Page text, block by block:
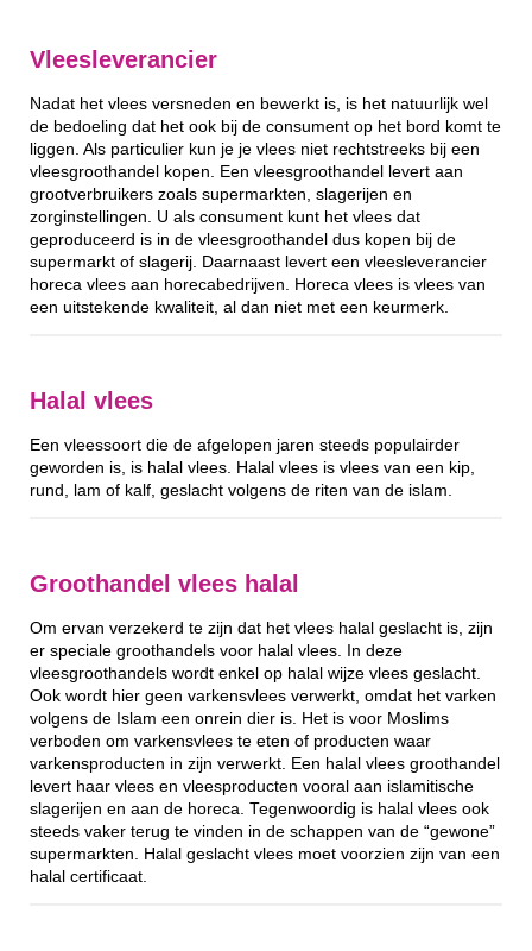
Vleesleverancier
Nadat het vlees versneden en bewerkt is, is het natuurlijk wel
de bedoeling dat het ook bij de consument op het bord komt te
liggen. Als particulier kun je je vlees niet rechtstreeks bij een
vleesgroothandel kopen. Een vleesgroothandel levert aan
grootverbruikers zoals supermarkten, slagerijen en
zorginstellingen. U als consument kunt het vlees dat
geproduceerd is in de vleesgroothandel dus kopen bij de
supermarkt of slagerij. Daarnaast levert een vleesleverancier
horeca vlees aan horecabedrijven. Horeca vlees is vlees van
een uitstekende kwaliteit, al dan niet met een keurmerk.
Halal vlees
Een vleessoort die de afgelopen jaren steeds populairder
geworden is, is halal vlees. Halal vlees is vlees van een kip,
rund, lam of kalf, geslacht volgens de riten van de islam.
Groothandel vlees halal
Om ervan verzekerd te zijn dat het vlees halal geslacht is, zijn
er speciale groothandels voor halal vlees. In deze
vleesgroothandels wordt enkel op halal wijze vlees geslacht.
Ook wordt hier geen varkensvlees verwerkt, omdat het varken
volgens de Islam een onrein dier is. Het is voor Moslims
verboden om varkensvlees te eten of producten waar
varkensproducten in zijn verwerkt. Een halal vlees groothandel
levert haar vlees en vleesproducten vooral aan islamitische
slagerijen en aan de horeca. Tegenwoordig is halal vlees ook
steeds vaker terug te vinden in de schappen van de “gewone”
supermarkten. Halal geslacht vlees moet voorzien zijn van een
halal certificaat.